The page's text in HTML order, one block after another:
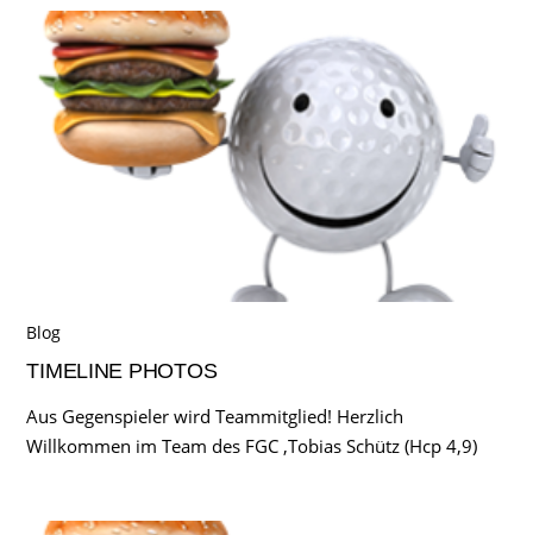
Blog
TIMELINE PHOTOS
Aus Gegenspieler wird Teammitglied! Herzlich
Willkommen im Team des FGC ,Tobias Schütz (Hcp 4,9)